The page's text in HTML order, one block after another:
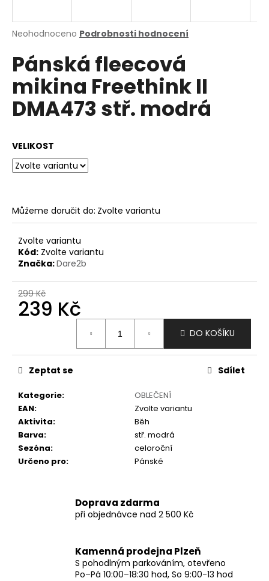
Průměrné
produktu
je
5
hvězdiček.
Neohodnoceno Podrobnosti hodnocení
Pánská fleecová
mikina Freethink II
DMA473 stř. modrá
VELIKOST
Můžeme doručit do: Zvolte variantu
Zvolte variantu
Kód: Zvolte variantu
Značka:Dare2b
299 Kč
239 Kč
DO KOŠÍKU
Kategorie:
OBLEČENÍ
EAN:
Zvolte variantu
Aktivita:
Běh
Barva:
stř. modrá
Sezóna:
celoroční
Určeno pro: Pánské
Zeptat se Sdílet
Doprava zdarma
při objednávce nad 2 500 Kč
Kamenná prodejna Plzeň
S pohodlným parkováním, otevřeno
Po–Pá 10:00–18:30 hod, So 9:00-13 hod
j
t
?
o
p
u
č
u